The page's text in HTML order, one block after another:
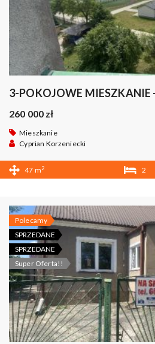
3-POKOJOWE MIESZKANIE
260 000 zł
Mieszkanie
Cyprian Korzeniecki
47 m2
2
Polecamy
SPRZEDANE
SPRZEDANE
Super Oferta!!